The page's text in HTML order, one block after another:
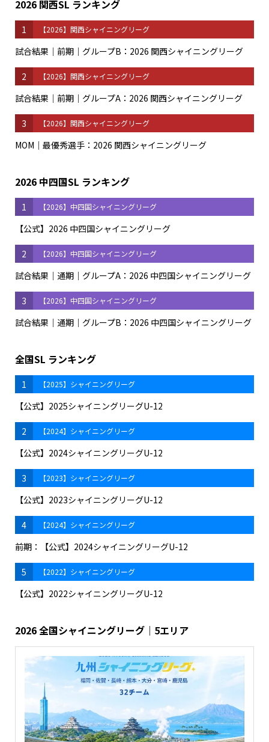
2026 関西SL ランキング
1 【2026】関西シャイニングリーグ
試合結果｜前期｜グループB：2026 関西シャイニングリーグ
2 【2026】関西シャイニングリーグ
試合結果｜前期｜グループA：2026 関西シャイニングリーグ
3 【2026】関西シャイニングリーグ
MOM｜最優秀選手：2026 関西シャイニングリーグ
2026 中四国SL ランキング
1 【2026】中四国シャイニングリーグ
【公式】2026 中四国シャイニングリーグ
2 【2026】中四国シャイニングリーグ
試合結果｜通期｜グループA：2026 中四国シャイニングリーグ
3 【2026】中四国シャイニングリーグ
試合結果｜通期｜グループB：2026 中四国シャイニングリーグ
全国SL ランキング
1 【2025】シャイニングリーグ
【公式】2025シャイニングリーグU-12
2 【2024】シャイニングリーグ
【公式】2024シャイニングリーグU-12
3 【2023】シャイニングリーグ
【公式】2023シャイニングリーグU-12
4 【2024】シャイニングリーグ
前期：【公式】2024シャイニングリーグU-12
5 【2022】シャイニングリーグ
【公式】2022シャイニングリーグU-12
2026 全国シャイニングリーグ｜5エリア